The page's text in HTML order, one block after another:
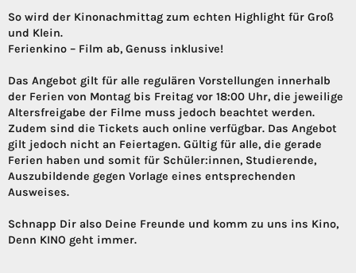
So wird der Kinonachmittag zum echten Highlight für Groß
und Klein.
Ferienkino – Film ab, Genuss inklusive!
Das Angebot gilt für alle regulären Vorstellungen innerhalb
der Ferien von Montag bis Freitag vor 18:00 Uhr, die jeweilige
Altersfreigabe der Filme muss jedoch beachtet werden.
Zudem sind die Tickets auch online verfügbar. Das Angebot
gilt jedoch nicht an Feiertagen. Gültig für alle, die gerade
Ferien haben und somit für Schüler:innen, Studierende,
Auszubildende gegen Vorlage eines entsprechenden
Ausweises.
Schnapp Dir also Deine Freunde und komm zu uns ins Kino,
Denn KINO geht immer.